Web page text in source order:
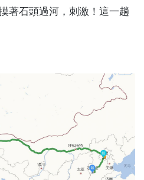
著石頭過河，刺激！這一趟